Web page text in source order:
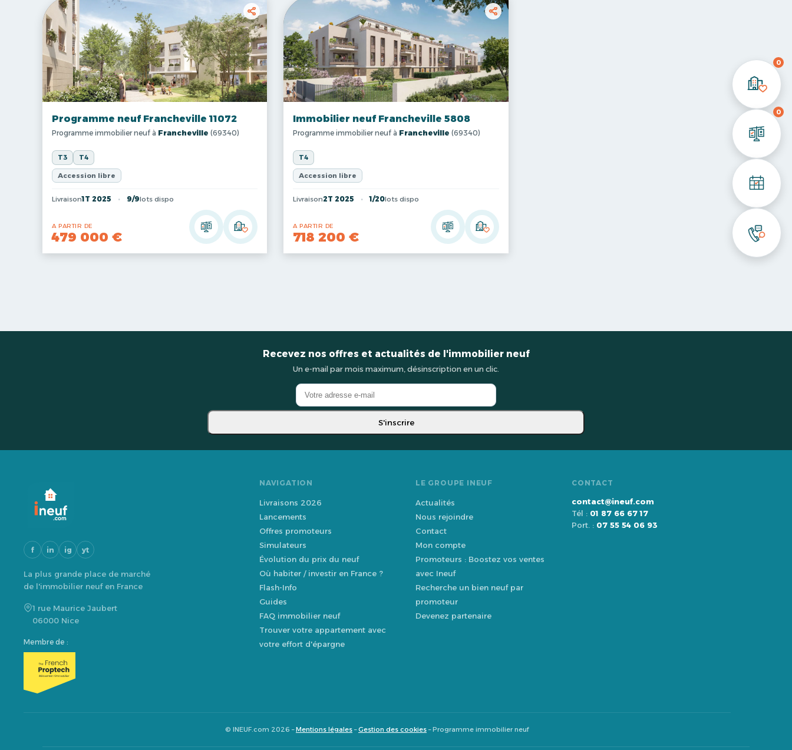
Programme neuf Francheville 11072
Programme immobilier neuf à Francheville (69340)
T3 T4
Accession libre
Livraison1T 2025 9/9lots dispo
A PARTIR DE
479 000 €
Immobilier neuf Francheville 5808
Programme immobilier neuf à Francheville (69340)
T4
Accession libre
Livraison2T 2025 1/20lots dispo
A PARTIR DE
718 200 €
0
0
Recevez nos offres et actualités de l'immobilier neuf
Un e-mail par mois maximum, désinscription en un clic.
S'inscrire
f in ig yt
La plus grande place de marché
de l'immobilier neuf en France
1 rue Maurice Jaubert
06000 Nice
Membre de :
NAVIGATION
Livraisons 2026
Lancements
Offres promoteurs
Simulateurs
Évolution du prix du neuf
Où habiter / investir en France ?
Flash-Info
Guides
FAQ immobilier neuf
Trouver votre appartement avec
votre effort d'épargne
LE GROUPE INEUF
Actualités
Nous rejoindre
Contact
Mon compte
Promoteurs : Boostez vos ventes
avec Ineuf
Recherche un bien neuf par
promoteur
Devenez partenaire
CONTACT
contact@ineuf.com
Tél : 01 87 66 67 17
Port. : 07 55 54 06 93
© INEUF.com 2026 –Mentions légales –Gestion des cookies – Programme immobilier neuf